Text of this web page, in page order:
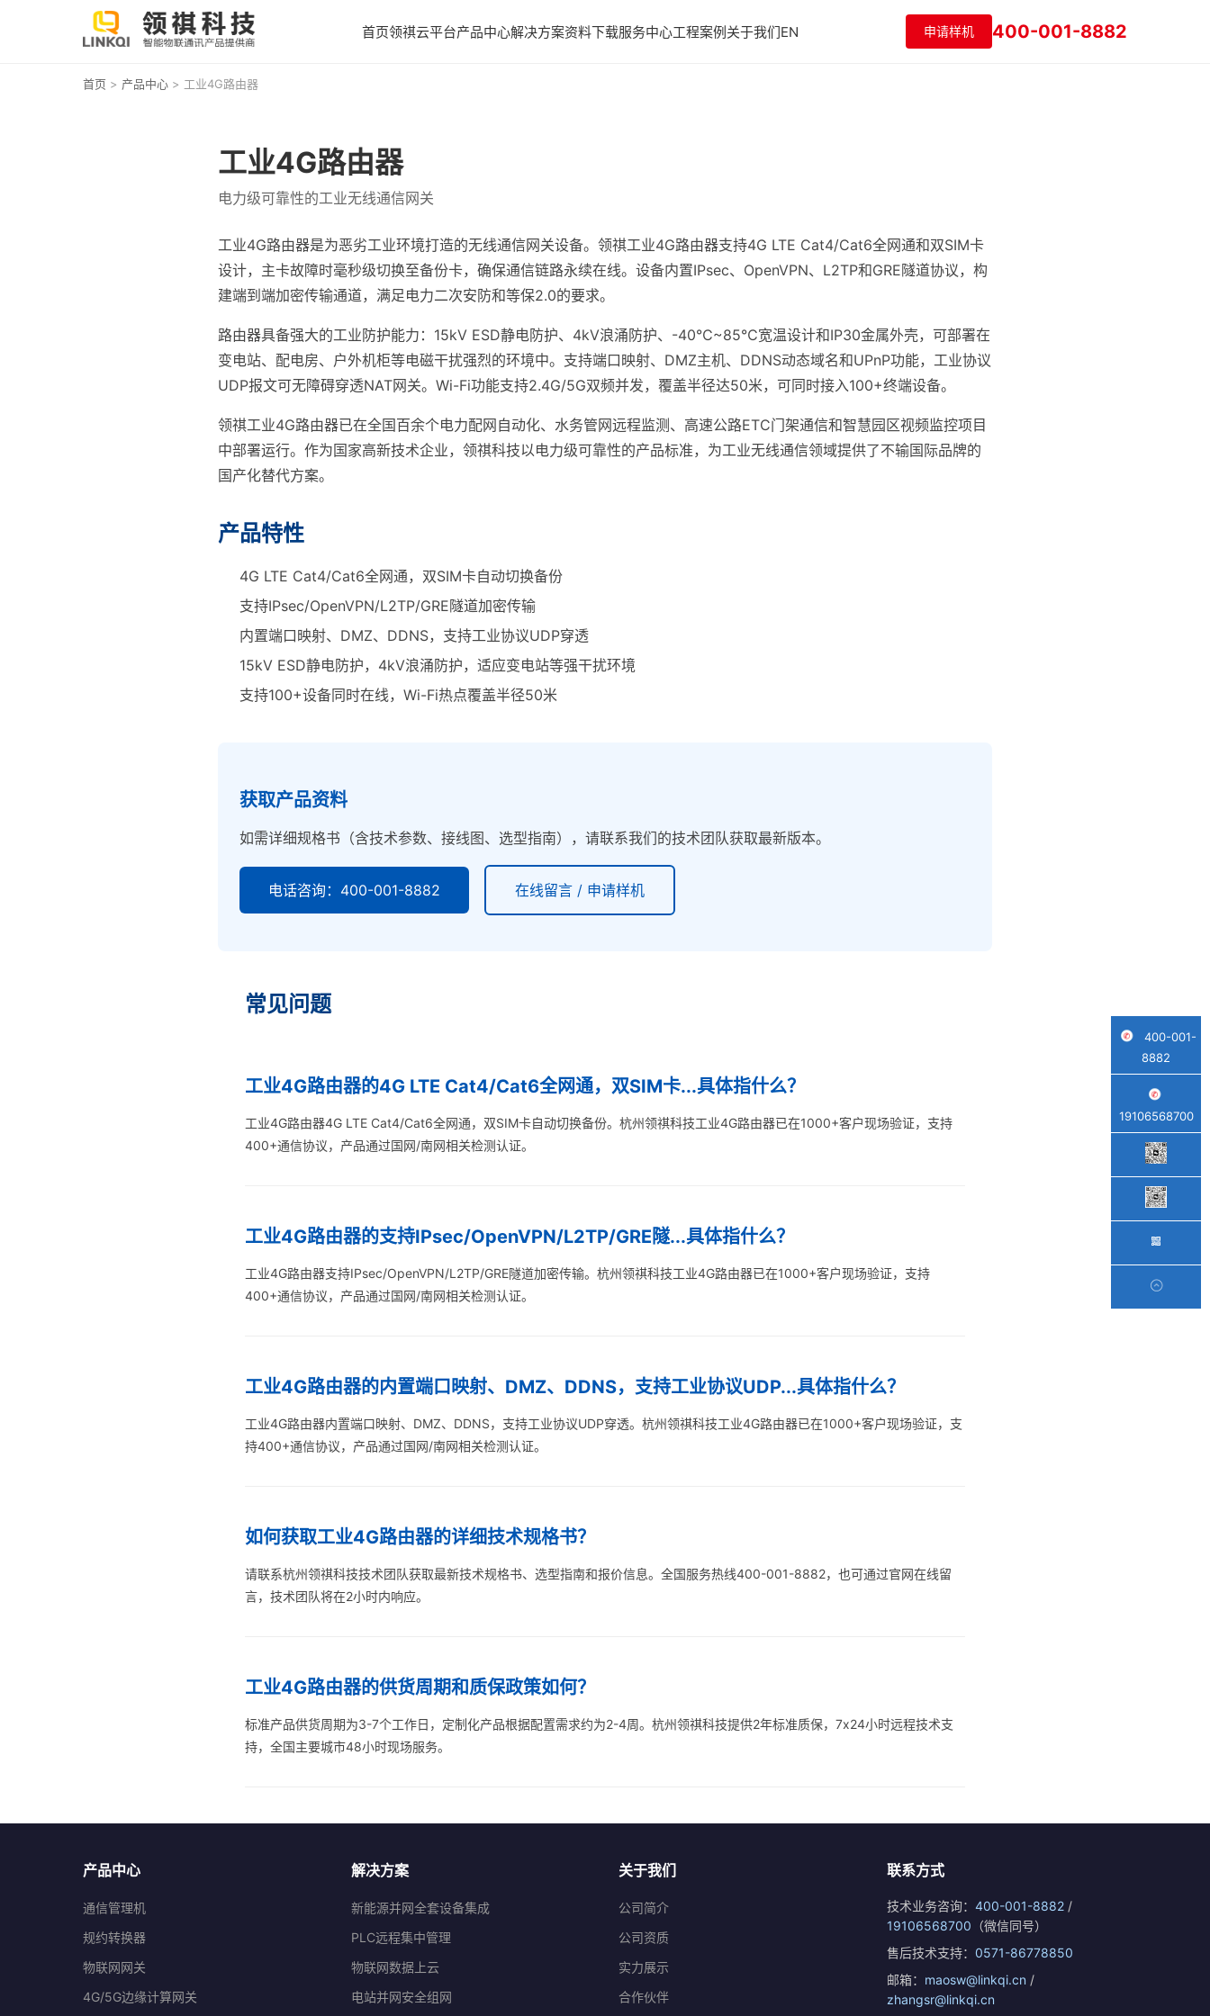
首页领祺云平台产品中心解决方案资料下载服务中心工程案例关于我们EN 申请样机 400-001-8882
首页 > 产品中心 > 工业4G路由器
工业4G路由器
电力级可靠性的工业无线通信网关
工业4G路由器是为恶劣工业环境打造的无线通信网关设备。领祺工业4G路由器支持4G LTE Cat4/Cat6全网通和双SIM卡
设计，主卡故障时毫秒级切换至备份卡，确保通信链路永续在线。设备内置IPsec、OpenVPN、L2TP和GRE隧道协议，构
建端到端加密传输通道，满足电力二次安防和等保2.0的要求。
路由器具备强大的工业防护能力：15kV ESD静电防护、4kV浪涌防护、-40℃~85℃宽温设计和IP30金属外壳，可部署在
变电站、配电房、户外机柜等电磁干扰强烈的环境中。支持端口映射、DMZ主机、DDNS动态域名和UPnP功能，工业协议
UDP报文可无障碍穿透NAT网关。Wi-Fi功能支持2.4G/5G双频并发，覆盖半径达50米，可同时接入100+终端设备。
领祺工业4G路由器已在全国百余个电力配网自动化、水务管网远程监测、高速公路ETC门架通信和智慧园区视频监控项目
中部署运行。作为国家高新技术企业，领祺科技以电力级可靠性的产品标准，为工业无线通信领域提供了不输国际品牌的
国产化替代方案。
产品特性
4G LTE Cat4/Cat6全网通，双SIM卡自动切换备份
支持IPsec/OpenVPN/L2TP/GRE隧道加密传输
内置端口映射、DMZ、DDNS，支持工业协议UDP穿透
15kV ESD静电防护，4kV浪涌防护，适应变电站等强干扰环境
支持100+设备同时在线，Wi-Fi热点覆盖半径50米
获取产品资料
如需详细规格书（含技术参数、接线图、选型指南），请联系我们的技术团队获取最新版本。
电话咨询：400-001-8882 在线留言 / 申请样机
常见问题
工业4G路由器的4G LTE Cat4/Cat6全网通，双SIM卡...具体指什么？
工业4G路由器4G LTE Cat4/Cat6全网通，双SIM卡自动切换备份。杭州领祺科技工业4G路由器已在1000+客户现场验证，支持
400+通信协议，产品通过国网/南网相关检测认证。
工业4G路由器的支持IPsec/OpenVPN/L2TP/GRE隧...具体指什么？
工业4G路由器支持IPsec/OpenVPN/L2TP/GRE隧道加密传输。杭州领祺科技工业4G路由器已在1000+客户现场验证，支持
400+通信协议，产品通过国网/南网相关检测认证。
工业4G路由器的内置端口映射、DMZ、DDNS，支持工业协议UDP...具体指什么？
工业4G路由器内置端口映射、DMZ、DDNS，支持工业协议UDP穿透。杭州领祺科技工业4G路由器已在1000+客户现场验证，支
持400+通信协议，产品通过国网/南网相关检测认证。
如何获取工业4G路由器的详细技术规格书？
请联系杭州领祺科技技术团队获取最新技术规格书、选型指南和报价信息。全国服务热线400-001-8882，也可通过官网在线留
言，技术团队将在2小时内响应。
工业4G路由器的供货周期和质保政策如何？
标准产品供货周期为3-7个工作日，定制化产品根据配置需求约为2-4周。杭州领祺科技提供2年标准质保，7x24小时远程技术支
持，全国主要城市48小时现场服务。
产品中心
通信管理机
规约转换器
物联网网关
4G/5G边缘计算网关
解决方案
新能源并网全套设备集成
PLC远程集中管理
物联网数据上云
电站并网安全组网
关于我们
公司简介
公司资质
实力展示
合作伙伴
联系方式
技术业务咨询： 400-001-8882/
19106568700 （微信同号）
售后技术支持： 0571-86778850
邮箱： maosw@linkqi.cn /
zhangsr@linkqi.cn
400-001-
8882
19106568700